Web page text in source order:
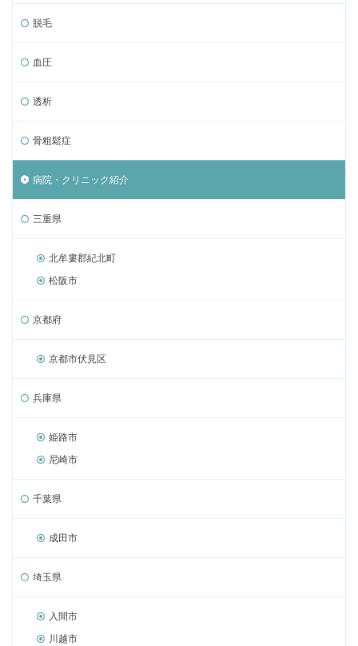
脱毛
血圧
透析
骨粗鬆症
病院・クリニック紹介
三重県
北牟婁郡紀北町
松阪市
京都府
京都市伏見区
兵庫県
姫路市
尼崎市
千葉県
成田市
埼玉県
入間市
川越市